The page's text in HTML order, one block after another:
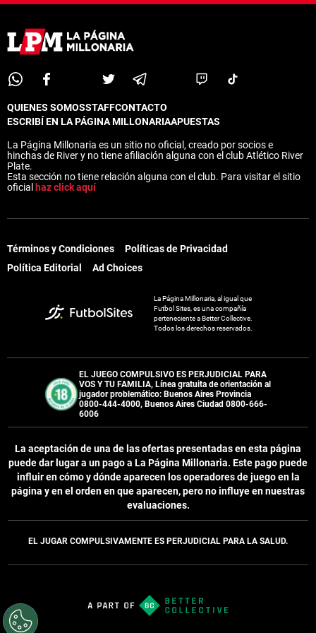
Política Editorial
Ad Choices
La Página Millonaria, al igual que
Futbol Sites, es una compañía
Todos los derechos reservados.
EL JUEGO COMPULSIVO ES PERJUDICIAL PARA
VOS Y TU FAMILIA, Línea gratuita de orientación al
jugador problemático: Buenos Aires Provincia
0800-444-4000, Buenos Aires Ciudad 0800-666-
6006
influir en cómo y dónde aparecen los operadores de juego en la
página y en el orden en que aparecen, pero no influye en nuestras
EL JUGAR COMPULSIVAMENTE ES PERJUDICIAL PARA LA SALUD.
QUIENES SOMOSSTAFFCONTACTO
ESCRIBÍ EN LA PÁGINA MILLONARIAAPUESTAS
La Página Millonaria es un sitio no oficial, creado por socios e
hinchas de River y no tiene afiliación alguna con el club Atlético River
Plate.
Esta sección no tiene relación alguna con el club. Para visitar el sitio
oficial haz click aquí
Términos y Condiciones
Políticas de Privacidad
Política Editorial
Ad Choices
La Página Millonaria, al igual que
Futbol Sites, es una compañía
perteneciente a Better Collective.
Todos los derechos reservados.
EL JUEGO COMPULSIVO ES PERJUDICIAL PARA
VOS Y TU FAMILIA, Línea gratuita de orientación al
jugador problemático: Buenos Aires Provincia
0800-444-4000, Buenos Aires Ciudad 0800-666-
6006
La aceptación de una de las ofertas presentadas en esta página
puede dar lugar a un pago a La Página Millonaria. Este pago puede
influir en cómo y dónde aparecen los operadores de juego en la
página y en el orden en que aparecen, pero no influye en nuestras
evaluaciones.
EL JUGAR COMPULSIVAMENTE ES PERJUDICIAL PARA LA SALUD.